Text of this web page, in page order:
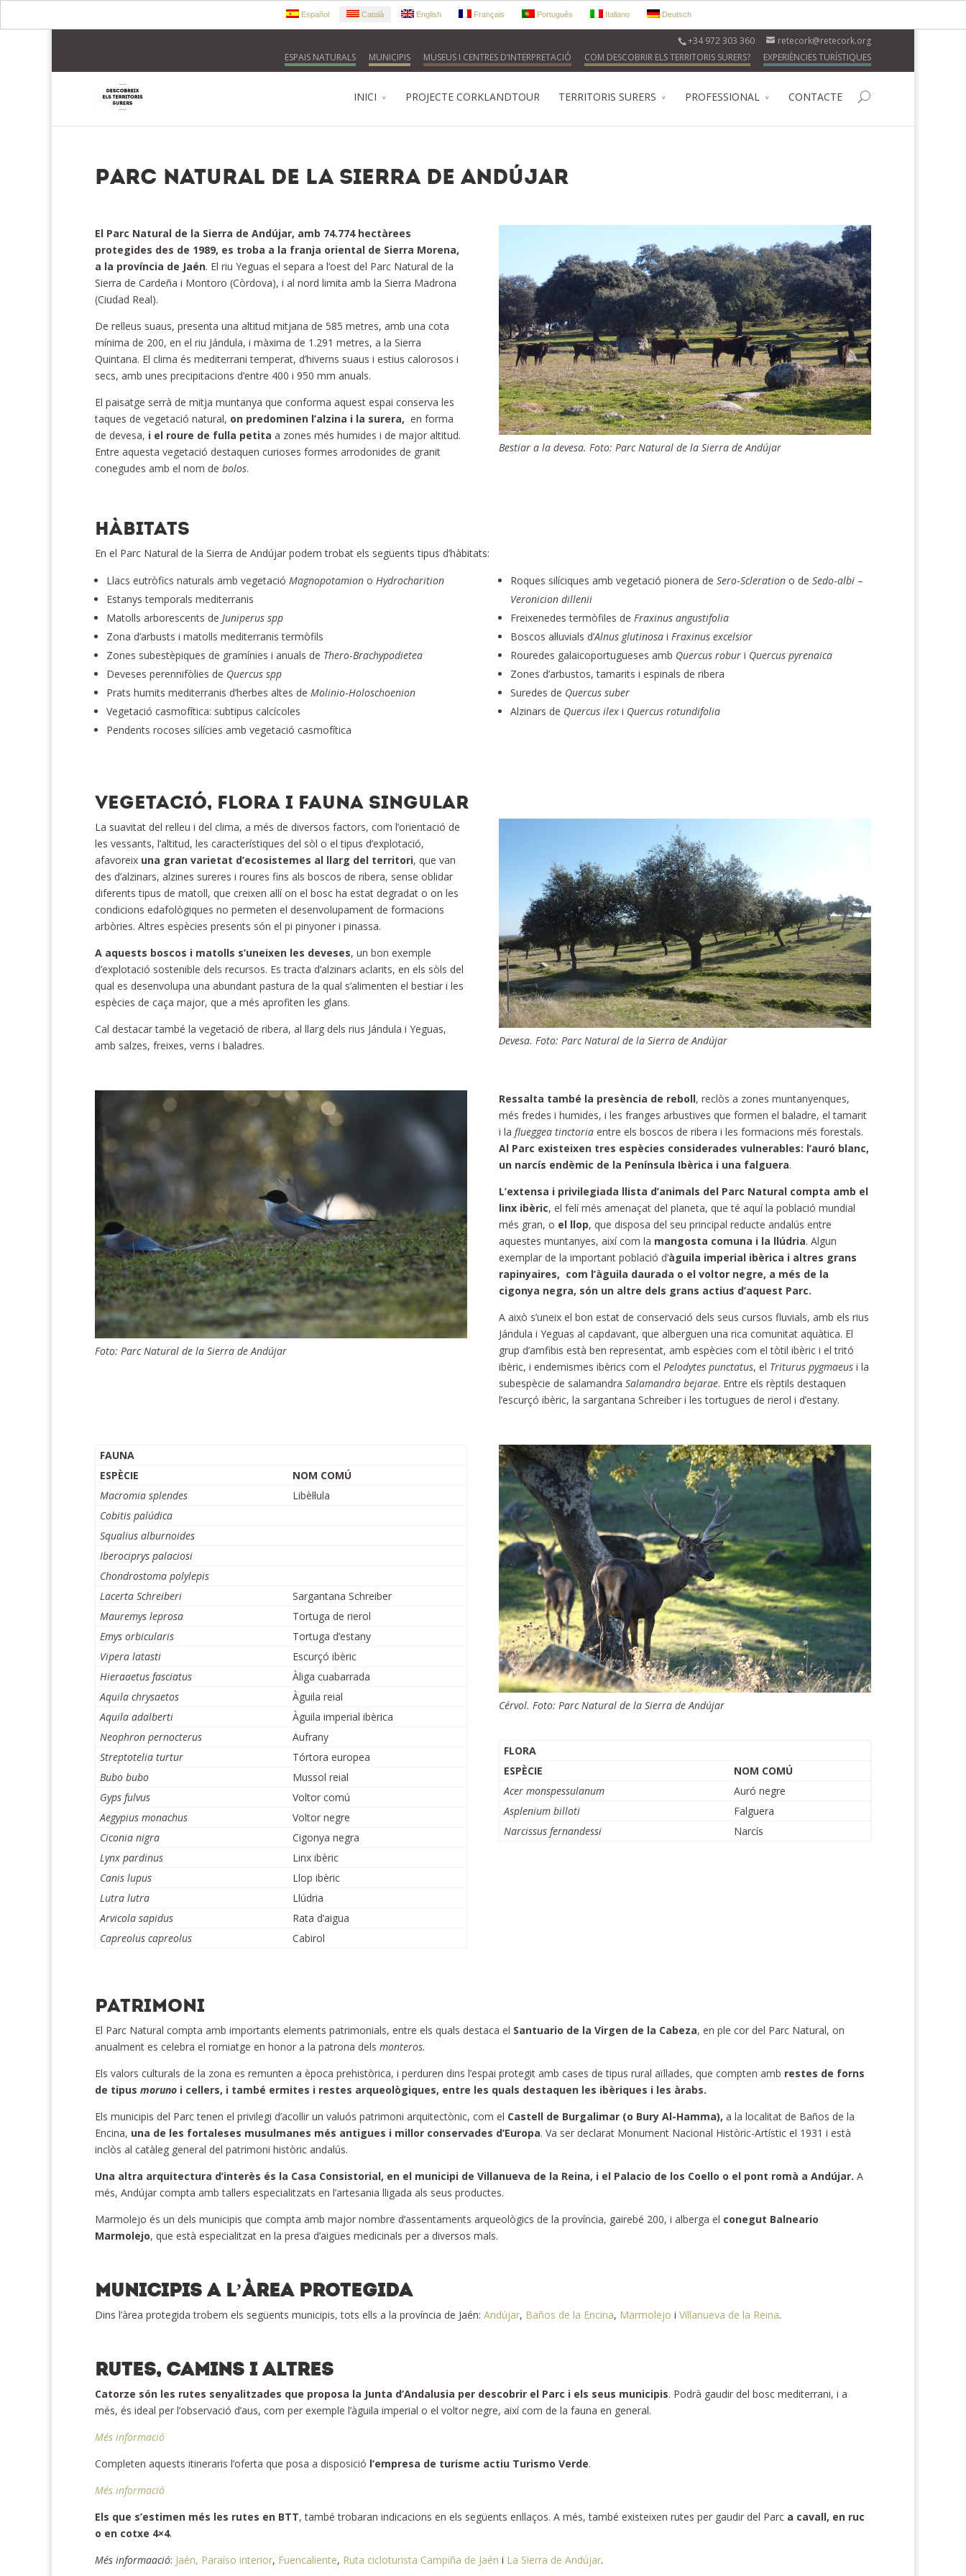
+34 972 303 360
retecork@retecork.org
ESPAIS NATURALS
MUNICIPIS MUSEUS I CENTRES D’INTERPRETACIÓ COM DESCOBRIR ELS TERRITORIS SURERS? EXPERIÈNCIES TURÍSTIQUES
INICI PROJECTE CORKLANDTOUR TERRITORIS SURERS PROFESSIONAL CONTACTE
Parc Natural de la Sierra de Andújar
El Parc Natural de la Sierra de Andújar, amb 74.774 hectàrees
protegides des de 1989, es troba a la franja oriental de Sierra Morena,
a la província de Jaén. El riu Yeguas el separa a l’oest del Parc Natural de la
Sierra de Cardeña i Montoro (Còrdova), i al nord limita amb la Sierra Madrona
(Ciudad Real).
De relleus suaus, presenta una altitud mitjana de 585 metres, amb una cota
mínima de 200, en el riu Jándula, i màxima de 1.291 metres, a la Sierra
Quintana. El clima és mediterrani temperat, d’hiverns suaus i estius calorosos i
secs, amb unes precipitacions d’entre 400 i 950 mm anuals.
El paisatge serrà de mitja muntanya que conforma aquest espai conserva les
taques de vegetació natural, on predominen l’alzina i la surera, en forma
de devesa, i el roure de fulla petita a zones més humides i de major altitud.
Entre aquesta vegetació destaquen curioses formes arrodonides de granit
conegudes amb el nom de bolos.
Bestiar a la devesa. Foto: Parc Natural de la Sierra de Andújar
HÀBITATS
En el Parc Natural de la Sierra de Andújar podem trobat els següents tipus d’hàbitats:
Llacs eutròfics naturals amb vegetació Magnopotamion o Hydrocharition
Estanys temporals mediterranis
Matolls arborescents de Juniperus spp
Zona d’arbusts i matolls mediterranis termòfils
Zones subestèpiques de gramínies i anuals de Thero-Brachypodietea
Deveses perennifòlies de Quercus spp
Prats humits mediterranis d’herbes altes de Molinio-Holoschoenion
Vegetació casmofítica: subtipus calcícoles
Pendents rocoses silícies amb vegetació casmofítica
Roques silíciques amb vegetació pionera de Sero-Sclerationo de Sedo-albi–
Veronicion dillenii
Freixenedes termòfiles de Fraxinus angustifolia
Boscos al·luvials d’Alnus glutinosai Fraxinus excelsior
Rouredes galaicoportugueses amb Quercus roburi Quercus pyrenaica
Zones d’arbustos, tamarits i espinals de ribera
Suredes de Quercus suber
Alzinars de Quercus ilexi Quercus rotundifolia
VEGETACIÓ, FLORA I FAUNA SINGULAR
La suavitat del relleu i del clima, a més de diversos factors, com l’orientació de
les vessants, l’altitud, les característiques del sòl o el tipus d’explotació,
afavoreix una gran varietat d’ecosistemes al llarg del territori, que van
des d’alzinars, alzines sureres i roures fins als boscos de ribera, sense oblidar
diferents tipus de matoll, que creixen allí on el bosc ha estat degradat o on les
condicions edafològiques no permeten el desenvolupament de formacions
arbòries. Altres espècies presents són el pi pinyoner i pinassa.
A aquests boscos i matolls s’uneixen les deveses, un bon exemple
d’explotació sostenible dels recursos. Es tracta d’alzinars aclarits, en els sòls del
qual es desenvolupa una abundant pastura de la qual s’alimenten el bestiar i les
espècies de caça major, que a més aprofiten les glans.
Cal destacar també la vegetació de ribera, al llarg dels rius Jándula i Yeguas,
amb salzes, freixes, verns i baladres.
Devesa. Foto: Parc Natural de la Sierra de Andújar
Foto: Parc Natural de la Sierra de Andújar
Ressalta també la presència de reboll, reclòs a zones muntanyenques,
més fredes i humides, i les franges arbustives que formen el baladre, el tamarit
i la flueggea tinctoriaentre els boscos de ribera i les formacions més forestals.
Al Parc existeixen tres espècies considerades vulnerables: l’auró blanc,
un narcís endèmic de la Península Ibèrica i una falguera.
L’extensa i privilegiada llista d’animals del Parc Natural compta amb el
linx ibèric, el felí més amenaçat del planeta, que té aquí la població mundial
més gran, o el llop, que disposa del seu principal reducte andalús entre
aquestes muntanyes, així com la mangosta comuna i la llúdria. Algun
exemplar de la important població d’àguila imperial ibèrica i altres grans
rapinyaires, com l’àguila daurada o el voltor negre, a més de la
cigonya negra, són un altre dels grans actius d’aquest Parc.
A això s’uneix el bon estat de conservació dels seus cursos fluvials, amb els rius
Jándula i Yeguas al capdavant, que alberguen una rica comunitat aquàtica. El
grup d’amfibis està ben representat, amb espècies com el tòtil ibèric i el tritó
ibèric, i endemismes ibèrics com el Pelodytes punctatus, el Triturus pygmaeusi la
subespècie de salamandra Salamandra bejarae. Entre els rèptils destaquen
l’escurçó ibèric, la sargantana Schreiber i les tortugues de rierol i d’estany.
FAUNA
ESPÈCIE
NOM COMÚ
Macromia splendes
Libèl·lula
Cobitis palúdica
Squalius alburnoides
Iberociprys palaciosi
Chondrostoma polylepis
Lacerta Schreiberi
Sargantana Schreiber
Mauremys leprosa
Tortuga de rierol
Emys orbicularis
Tortuga d’estany
Vipera latasti
Escurçó ibèric
Hieraaetus fasciatus
Àliga cuabarrada
Aquila chrysaetos
Àguila reial
Aquila adalberti
Àguila imperial ibèrica
Neophron pernocterus
Aufrany
Streptotelia turtur
Tórtora europea
Bubo bubo
Mussol reial
Gyps fulvus
Voltor comú
Aegypius monachus
Voltor negre
Ciconia nigra
Cigonya negra
Lynx pardinus
Linx ibèric
Canis lupus
Llop ibèric
Lutra lutra
Llúdria
Arvicola sapidus
Rata d’aigua
Capreolus capreolus
Cabirol
Cérvol. Foto: Parc Natural de la Sierra de Andújar
FLORA
ESPÈCIE
NOM COMÚ
Acer monspessulanum
Auró negre
Asplenium billoti
Falguera
Narcissus fernandessi
Narcís
PATRIMONI
El Parc Natural compta amb importants elements patrimonials, entre els quals destaca el Santuario de la Virgen de la Cabeza, en ple cor del Parc Natural, on
anualment es celebra el romiatge en honor a la patrona dels monteros.
Els valors culturals de la zona es remunten a època prehistòrica, i perduren dins l’espai protegit amb cases de tipus rural aïllades, que compten amb restes de forns
de tipus moruno i cellers, i també ermites i restes arqueològiques, entre les quals destaquen les ibèriques i les àrabs.
Els municipis del Parc tenen el privilegi d’acollir un valuós patrimoni arquitectònic, com el Castell de Burgalimar (o Bury Al-Hamma), a la localitat de Baños de la
Encina, una de les fortaleses musulmanes més antigues i millor conservades d’Europa. Va ser declarat Monument Nacional Històric-Artístic el 1931 i està
inclòs al catàleg general del patrimoni històric andalús.
Una altra arquitectura d’interès és la Casa Consistorial, en el municipi de Villanueva de la Reina, i el Palacio de los Coello o el pont romà a Andújar. A
més, Andújar compta amb tallers especialitzats en l’artesania lligada als seus productes.
Marmolejo és un dels municipis que compta amb major nombre d’assentaments arqueològics de la província, gairebé 200, i alberga el conegut Balneario
Marmolejo, que està especialitzat en la presa d’aigües medicinals per a diversos mals.
MUNICIPIS A L’ÀREA PROTEGIDA
Dins l’àrea protegida trobem els següents municipis, tots ells a la província de Jaén: Andújar, Baños de la Encina, Marmolejo i Villanueva de la Reina.
RUTES, CAMINS I ALTRES
Catorze són les rutes senyalitzades que proposa la Junta d’Andalusia per descobrir el Parc i els seus municipis. Podrà gaudir del bosc mediterrani, i a
més, és ideal per l’observació d’aus, com per exemple l’àguila imperial o el voltor negre, així com de la fauna en general.
Més informació
Completen aquests itineraris l’oferta que posa a disposició l’empresa de turisme actiu Turismo Verde.
Més informació
Els que s’estimen més les rutes en BTT, també trobaran indicacions en els següents enllaços. A més, també existeixen rutes per gaudir del Parc a cavall, en ruc
o en cotxe 4×4.
Més informaació: Jaén, Paraíso interior, Fuencaliente, Ruta cicloturista Campiña de Jaén i La Sierra de Andújar.
Español Català English Français Português Italiano Deutsch